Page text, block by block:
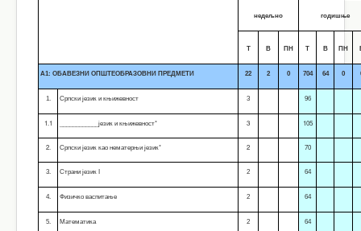
недељно годишње
Т В ПН Т В ПН
А1: ОБАВЕЗНИ ОПШТЕОБРАЗОВНИ ПРЕДМЕТИ 22 2 0 704 64 0
1. Српски језик и књижевност 3 96
1.1 ____________језик и књижевност* 3 105
2. Српски језик као нематерњи језик* 2 70
3. Страни језик I 2 64
4. Физичко васпитање 2 64
5. Математика 2 64